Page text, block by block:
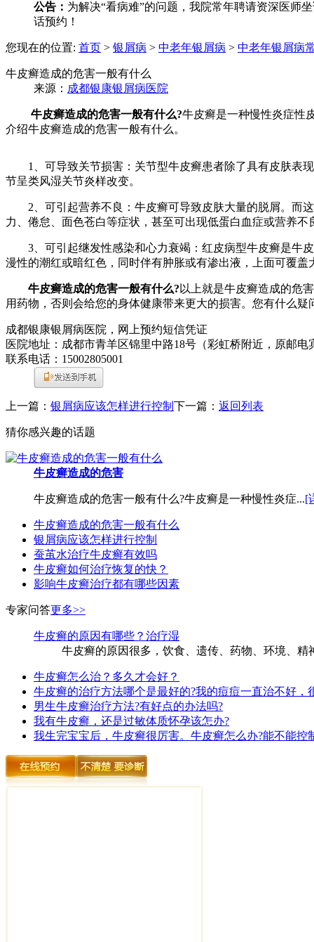
公告： 为解决“看病难”的问题，我院常年聘请资深医师
话预约！
您现在的位置: 首页 > 银屑病 > 中老年银屑病 > 中老年银屑病
牛皮癣造成的危害一般有什么
来源： 成都银康银屑病医院
牛皮癣造成的危害一般有什么?牛皮癣是一种慢性炎症性
介绍牛皮癣造成的危害一般有什么。
1、可导致关节损害：关节型牛皮癣患者除了具有皮肤表现
节呈类风湿关节炎样改变。
2、可引起营养不良：牛皮癣可导致皮肤大量的脱屑。而这
力、倦怠、面色苍白等症状，甚至可出现低蛋白血症或营养不
3、可引起继发性感染和心力衰竭：红皮病型牛皮癣是牛皮
漫性的潮红或暗红色，同时伴有肿胀或有渗出液，上面可覆盖
牛皮癣造成的危害一般有什么? 以上就是牛皮癣造成的危
用药物，否则会给您的身体健康带来更大的损害。您有什么疑
成都银康银屑病医院，网上预约短信凭证
医院地址：成都市青羊区锦里中路18号（彩虹桥附近，原邮电
联系电话：15002805001
上一篇： 银屑病应该怎样进行控制 下一篇： 返回列表
猜你感兴趣的话题
牛皮癣造成的危害
牛皮癣造成的危害一般有什么?牛皮癣是一种慢性炎症...[
牛皮癣造成的危害一般有什么
银屑病应该怎样进行控制
蚕茧水治疗牛皮癣有效吗
牛皮癣如何治疗恢复的快？
影响牛皮癣治疗都有哪些因素
专家问答更多>>
牛皮癣的原因有哪些？治疗湿
牛皮癣的原因很多，饮食、遗传、药物、环境、
牛皮癣怎么治？多久才会好？
牛皮癣的治疗方法哪个是最好的?我的痘痘一直治不好，
男生牛皮癣治疗方法?有好点的办法吗?
我有牛皮癣，还是过敏体质怀孕该怎办?
我生完宝宝后，牛皮癣很厉害。牛皮癣怎么办?能不能控